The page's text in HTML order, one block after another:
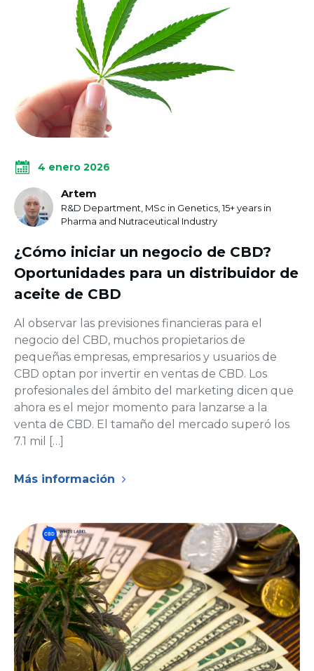
4 enero 2026
Artem
R&D Department, MSc in Genetics, 15+ years in
Pharma and Nutraceutical Industry
¿Cómo iniciar un negocio de CBD?
Oportunidades para un distribuidor de
aceite de CBD
Al observar las previsiones financieras para el
negocio del CBD, muchos propietarios de
pequeñas empresas, empresarios y usuarios de
CBD optan por invertir en ventas de CBD. Los
profesionales del ámbito del marketing dicen que
ahora es el mejor momento para lanzarse a la
venta de CBD. El tamaño del mercado superó los
7.1 mil […]
Más información